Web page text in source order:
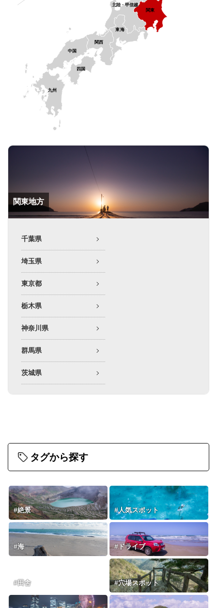
関東地方
千葉県
埼玉県
東京都
栃木県
神奈川県
群馬県
茨城県
関東
北陸・甲信越
東海
関西
中国
四国
九州
タグから探す
#絶景 #人気スポット
#海 #ドライブ
#田舎 #穴場スポット